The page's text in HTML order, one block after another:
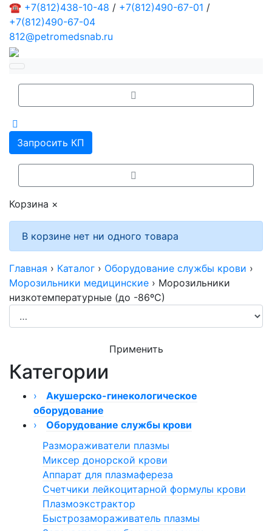
☎ +7(812)438-10-48 / +7(812)490-67-01 /
+7(812)490-67-04
812@petromedsnab.ru
Запросить КП
Корзина ×
В корзине нет ни одного товара
Главная › Каталог › Оборудование службы крови ›
Морозильники медицинские › Морозильники
низкотемпературные (до -86ºС)
Применить
Категории
›
Акушерско-гинекологическое
оборудование
Кольпоскопы
Кольпоскопы КС-01
Кольпоскопы модели 050/054
Кольпоскопы КС
Кольпоскопы бинокулярные
Видеокольпоскопы
Гинекологическое оборудование ТРИМА
›
Мониторы фетальные
Монитор фетальный Сономед
Монитор фетальный ComenStar
›
Кресла гинекологические
Кресла гинекологические Welle
Фототерапия новорожденных
Гистероскопы
Гистерорезектоскопы
›
Оборудование службы крови
Размораживатели плазмы
Миксер донорской крови
Аппарат для плазмафереза
Счетчики лейкоцитарной формулы крови
Плазмоэкстрактор
Быстрозамораживатель плазмы